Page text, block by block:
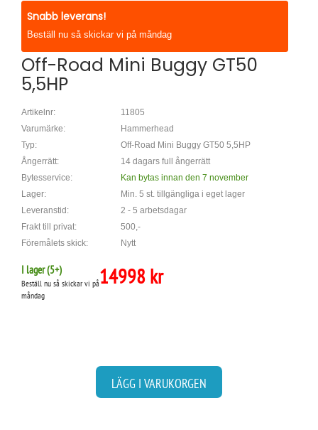
Snabb leverans!
Beställ nu så skickar vi på måndag
Off-Road Mini Buggy GT50
5,5HP
Artikelnr:
11805
Varumärke:
Hammerhead
Typ:
Off-Road Mini Buggy GT50 5,5HP
Ångerrätt:
14 dagars full ångerrätt
Bytesservice:
Kan bytas innan den 7 november
Lager:
Min. 5 st. tillgängliga i eget lager
Leveranstid:
2 - 5 arbetsdagar
Frakt till privat:
500,-
Föremålets skick:
Nytt
I lager (5+)
Beställ nu så skickar vi på
måndag
14998 kr
LÄGG I VARUKORGEN